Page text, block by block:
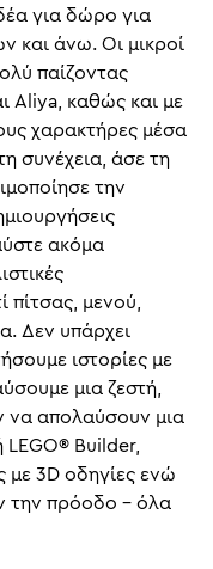
για δώρο για
και άνω. Οι μικροί
παίζοντας
Aliya, καθώς και με
χαρακτήρες μέσα
συνέχεια, άσε τη
την
ακόμα
πίτσας, μενού,
Δεν υπάρχει
ιστορίες με
μια ζεστή,
να απολαύσουν μια
Builder,
με 3D οδηγίες ενώ
την πρόοδο – όλα